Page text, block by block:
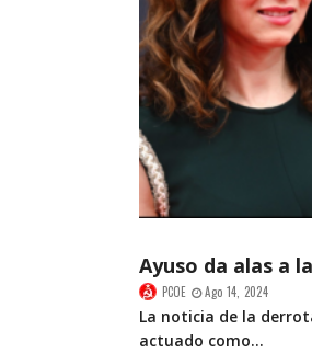
Ayuso da alas a
PCOE Ago 14, 2024
La noticia de la
actuado como...